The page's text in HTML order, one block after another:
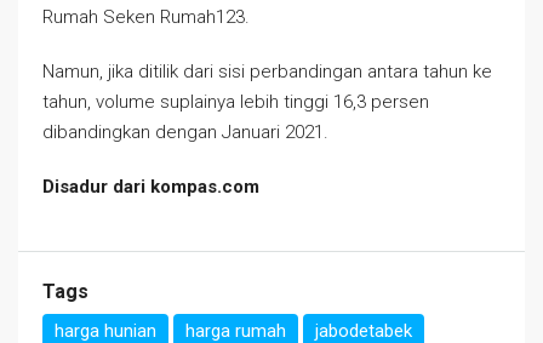
Rumah Seken Rumah123.
Namun, jika ditilik dari sisi perbandingan antara tahun ke
tahun, volume suplainya lebih tinggi 16,3 persen
dibandingkan dengan Januari 2021.
Disadur dari kompas.com
Tags
harga hunian harga rumah jabodetabek